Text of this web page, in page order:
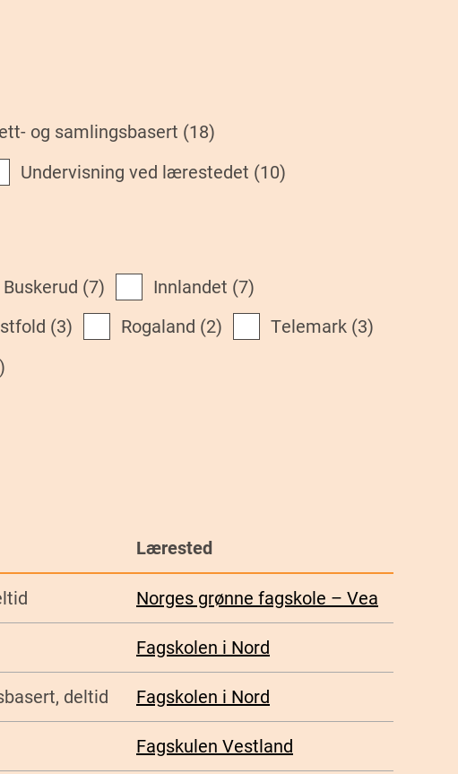
Nett- og samlingsbasert (18)
Undervisning ved lærestedet (10)
Buskerud (7) Innlandet (7)
Østfold (3) Rogaland (2) Telemark (3)
Lærested
Norges grønne fagskole – Vea
Fagskolen i Nord
deltid Fagskolen i Nord
Fagskulen Vestland